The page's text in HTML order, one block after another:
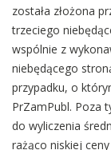
została złożona
trzeciego
wspólnie z
niebędącego
przypadku, o
PrZamPubl. Poza
do wyliczenia
rażąco niskiej